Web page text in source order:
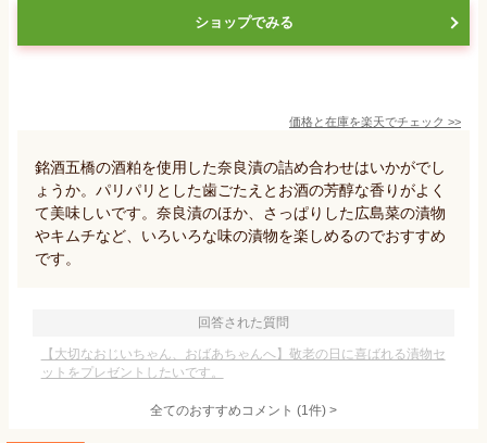
ショップでみる
価格と在庫を楽天でチェック >>
銘酒五橋の酒粕を使用した奈良漬の詰め合わせはいかがでし
ょうか。パリパリとした歯ごたえとお酒の芳醇な香りがよく
て美味しいです。奈良漬のほか、さっぱりした広島菜の漬物
やキムチなど、いろいろな味の漬物を楽しめるのでおすすめ
です。
回答された質問
【大切なおじいちゃん、おばあちゃんへ】敬老の日に喜ばれる漬物セ
ットをプレゼントしたいです。
全てのおすすめコメント (1件) >